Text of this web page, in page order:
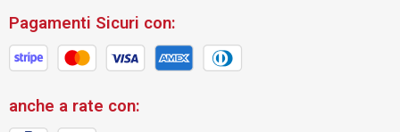
Pagamenti Sicuri con:
anche a rate con: